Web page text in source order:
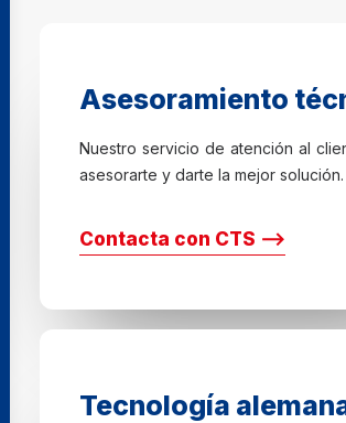
Asesoramiento
Nuestro servicio de atención al
asesorarte y darte la mejor solución.
Contacta con CTS ⟶
Tecnología